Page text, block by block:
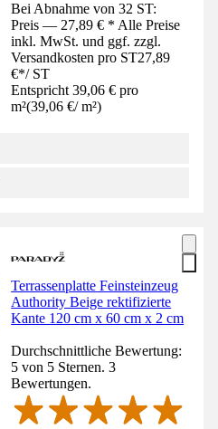
Bei Abnahme von 32 ST:
Preis — 27,89 € * Alle Preise
inkl. MwSt. und ggf. zzgl.
Versandkosten pro ST27,89
€*/ ST
Entspricht 39,06 € pro
m²(39,06 €/ m²)
Terrassenplatte Feinsteinzeug
Authority Beige rektifizierte
Kante 120 cm x 60 cm x 2 cm
Durchschnittliche Bewertung:
5 von 5 Sternen. 3
Bewertungen.